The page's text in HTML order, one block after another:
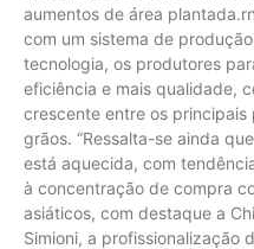
aumentos de área
com um sistema de
tecnologia, os produtores
eficiência e mais qualidade,
crescente entre os
grãos. “Ressalta-se ainda
está aquecida, com
à concentração de compra
asiáticos, com destaque a
Simioni, a profissionalização